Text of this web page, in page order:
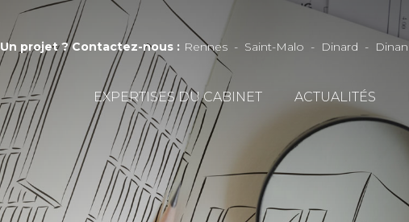
Un projet ?Contactez-nous : Rennes Saint-Malo Dinard Dinan
EXPERTISES DU CABINET ACTUALITÉS